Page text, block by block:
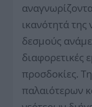
ικανότητά της
δεσμούς
διαφορετικές
προσδοκίες.
παλαιότερων